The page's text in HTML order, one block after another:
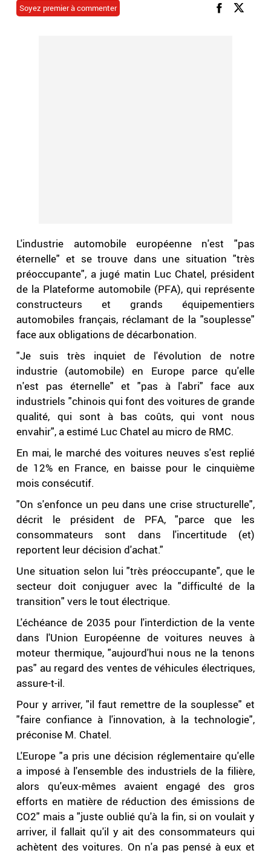
Soyez premier à commenter
L'industrie automobile européenne n'est "pas
éternelle" et se trouve dans une situation "très
préoccupante", a jugé matin Luc Chatel, président
de la Plateforme automobile (PFA), qui représente
constructeurs et grands équipementiers
automobiles français, réclamant de la "souplesse"
face aux obligations de décarbonation.
"Je suis très inquiet de l'évolution de notre
industrie (automobile) en Europe parce qu'elle
n'est pas éternelle" et "pas à l'abri" face aux
industriels "chinois qui font des voitures de grande
qualité, qui sont à bas coûts, qui vont nous
envahir", a estimé Luc Chatel au micro de RMC.
En mai, le marché des voitures neuves s'est replié
de 12% en France, en baisse pour le cinquième
mois consécutif.
"On s'enfonce un peu dans une crise structurelle",
décrit le président de PFA, "parce que les
consommateurs sont dans l'incertitude (et)
reportent leur décision d'achat."
Une situation selon lui "très préoccupante", que le
secteur doit conjuguer avec la "difficulté de la
transition" vers le tout électrique.
L'échéance de 2035 pour l'interdiction de la vente
dans l'Union Européenne de voitures neuves à
moteur thermique, "aujourd'hui nous ne la tenons
pas" au regard des ventes de véhicules électriques,
assure-t-il.
Pour y arriver, "il faut remettre de la souplesse" et
"faire confiance à l'innovation, à la technologie",
préconise M. Chatel.
L'Europe "a pris une décision réglementaire qu'elle
a imposé à l'ensemble des industriels de la filière,
alors qu'eux-mêmes avaient engagé des gros
efforts en matière de réduction des émissions de
CO2" mais a "juste oublié qu'à la fin, si on voulait y
arriver, il fallait qu'il y ait des consommateurs qui
achètent des voitures. On n'a pas pensé à eux et